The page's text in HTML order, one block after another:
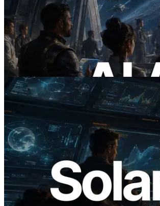
ERPC Meluncurkan Solana
Berbasis x402 — Era AI
Membayar API yang
On Demand
Baca artikel ini
2026.05.24